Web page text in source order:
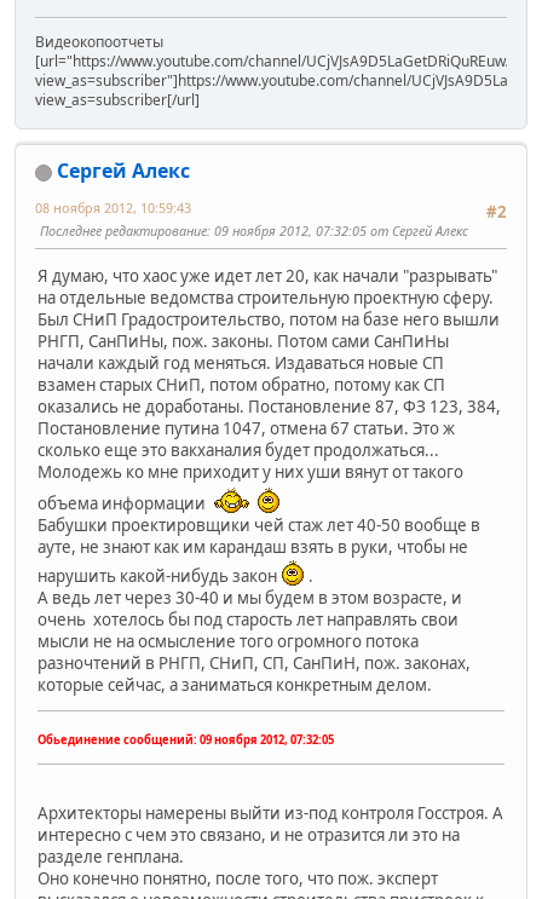
Видеокопоотчеты
[url="https://www.youtube.com/channel/UCjVJsA9D5LaGetDRiQuREuw/
view_as=subscriber"]https://www.youtube.com/channel/
view_as=subscriber[/url]
Сергей Алекс
#2
08 ноября 2012, 10:59:43
Последнее редактирование: 09 ноября 2012, 07:32:05 от Сергей Алекс
Я думаю, что хаос уже идет лет 20, как начали "разрывать"
на отдельные ведомства строительную проектную сферу.
Был СНиП Градостроительство, потом на базе него вышли
РНГП, СанПиНы, пож. законы. Потом сами СанПиНы
начали каждый год меняться. Издаваться новые СП
взамен старых СНиП, потом обратно, потому как СП
оказались не доработаны. Постановление 87, ФЗ 123, 384,
Постановление путина 1047, отмена 67 статьи. Это ж
сколько еще это вакханалия будет продолжаться...
Молодежь ко мне приходит у них уши вянут от такого
объема информации
Бабушки проектировщики чей стаж лет 40-50 вообще в
ауте, не знают как им карандаш взять в руки, чтобы не
нарушить какой-нибудь закон
.
А ведь лет через 30-40 и мы будем в этом возрасте, и
очень хотелось бы под старость лет направлять свои
мысли не на осмысление того огромного потока
разночтений в РНГП, СНиП, СП, СанПиН, пож. законах,
которые сейчас, а заниматься конкретным делом.
Обьединение сообщений: 09 ноября 2012, 07:32:05
Архитекторы намерены выйти из-под контроля Госстроя. А
интересно с чем это связано, и не отразится ли это на
разделе генплана.
Оно конечно понятно, после того, что пож. эксперт